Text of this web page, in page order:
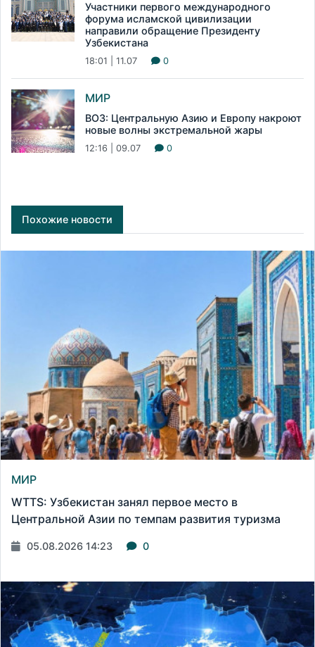
Участники первого международного
форума исламской цивилизации
направили обращение Президенту
Узбекистана
18:01 | 11.07 0
МИР
ВОЗ: Центральную Азию и Европу накроют
новые волны экстремальной жары
12:16 | 09.07 0
Похожие новости
МИР
WTTS: Узбекистан занял первое место в
Центральной Азии по темпам развития туризма
05.08.2026 14:23 0